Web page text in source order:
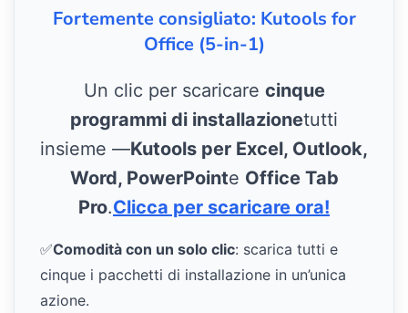
Fortemente consigliato: Kutools for
Office (5-in-1)
Un clic per scaricare cinque
programmi di installazionetutti
insieme —Kutools per Excel, Outlook,
Word, PowerPointe Office Tab
Pro.Clicca per scaricare ora!
✅Comodità con un solo clic: scarica tutti e
cinque i pacchetti di installazione in un’unica
azione.